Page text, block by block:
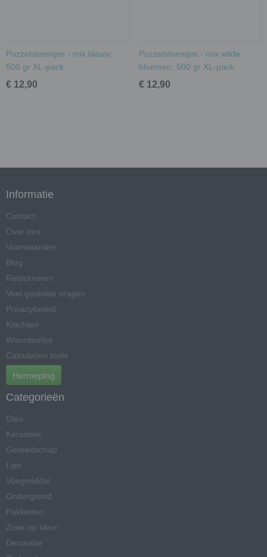
Puzzelsteentjes - mix blauw;
500 gr XL-pack
€ 12,90
Puzzelsteentjes - mix wilde
bloemen; 500 gr XL-pack
€ 12,90
Informatie
Contact
Over ons
Voorwaarden
Blog
Retourneren
Veel gestelde vragen
Privacybeleid
Klachten
Woordenlijst
Calculation tools
Herroeping
Categorieën
Glas
Keramiek
Gereedschap
Lijm
Voegmiddel
Ondergrond
Pakketten
Zoek op kleur
Decoratie